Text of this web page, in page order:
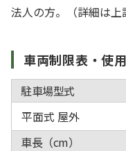
法人の方。（詳細は上
車両制限表・使
駐車場型式
平面式 屋外
車長（cm）